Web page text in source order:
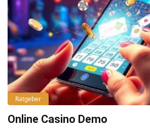
Ratgeber
Online Casino Demo